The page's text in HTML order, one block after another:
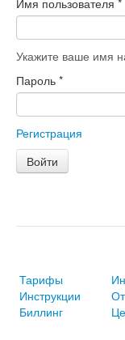
Имя пользователя *
Укажите ваше имя
Пароль *
Регистрация
Войти
Тарифы
Инструкции
Биллинг